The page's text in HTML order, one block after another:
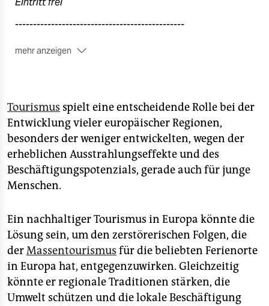
-----------------------------------------------
mehr anzeigen
Veranstaltung wird parallel live auf YouTube
gestreamt: youtu.be/yTcvpaX8nZM
Tourismus spielt eine entscheidende Rolle bei der
Entwicklung vieler europäischer Regionen,
besonders der weniger entwickelten, wegen der
erheblichen Ausstrahlungseffekte und des
Beschäftigungspotenzials, gerade auch für junge
Menschen.
Ein nachhaltiger Tourismus in Europa könnte die
Lösung sein, um den zerstörerischen Folgen, die
derMassentourismus für die beliebten Ferienorte
in Europa hat, entgegenzuwirken. Gleichzeitig
könnte er regionale Traditionen stärken, die
Umwelt schützen und die lokale Beschäftigung